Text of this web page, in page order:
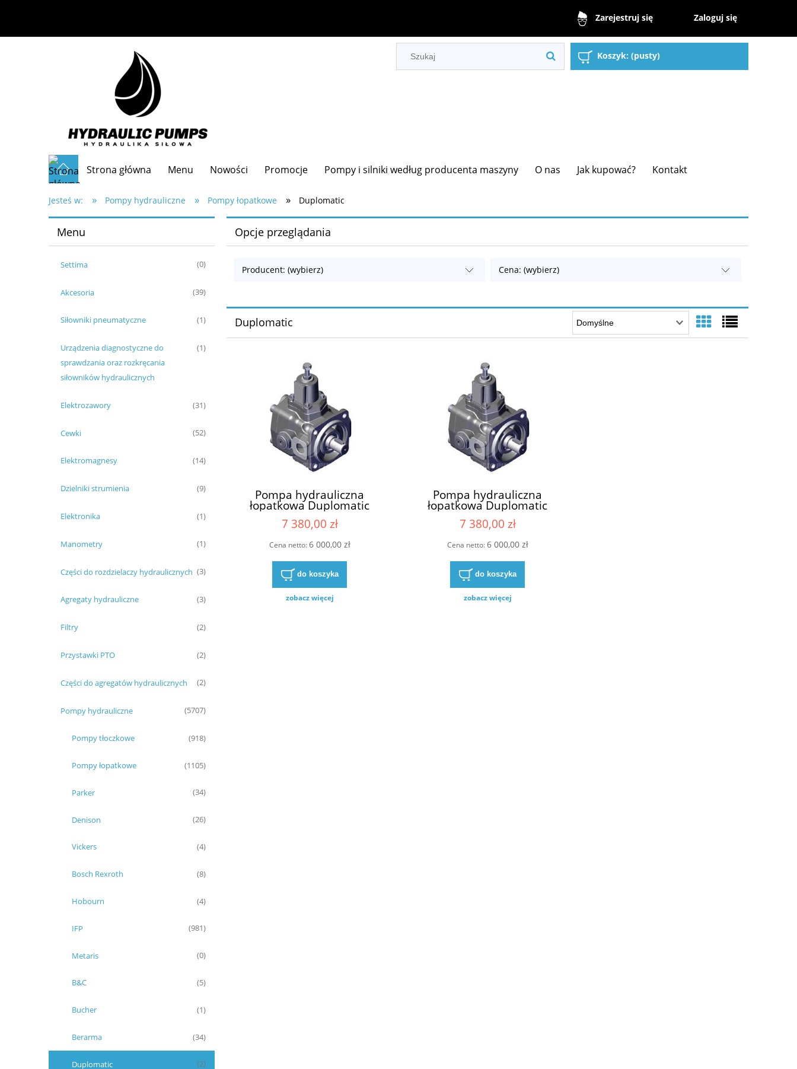
Zarejestruj się Zaloguj się
Koszyk: (pusty)
Strona główna Menu Nowości Promocje Pompy i silniki według producenta maszyny O nas Jak kupować? Kontakt
Częste pytania
Jesteś w: » Pompy hydrauliczne » Pompy łopatkowe » Duplomatic
Menu
Settima (0)
Akcesoria (39)
Siłowniki pneumatyczne (1)
Urządzenia diagnostyczne do
sprawdzania oraz rozkręcania
siłowników hydraulicznych
(1)
Elektrozawory (31)
Cewki (52)
Elektromagnesy (14)
Dzielniki strumienia (9)
Elektronika (1)
Manometry (1)
Części do rozdzielaczy hydraulicznych (3)
Agregaty hydrauliczne (3)
Filtry (2)
Przystawki PTO (2)
Części do agregatów hydraulicznych (2)
Pompy hydrauliczne (5707)
Pompy tłoczkowe (918)
Pompy łopatkowe (1105)
Parker (34)
Denison (26)
Vickers (4)
Bosch Rexroth (8)
Hobourn (4)
IFP (981)
Metaris (0)
B&C (5)
Bucher (1)
Berarma (34)
Duplomatic (2)
Opcje przeglądania
Producent: (wybierz) Cena: (wybierz)
Duplomatic
Pompa hydrauliczna
łopatkowa Duplomatic
PVD35-H/30 PVD 35-H/30
7 380,00 zł
Cena netto:6 000,00 zł
do koszyka
zobacz więcej
Pompa hydrauliczna
łopatkowa Duplomatic
RV1D-025PC-R55B
7 380,00 zł
Cena netto:6 000,00 zł
do koszyka
zobacz więcej